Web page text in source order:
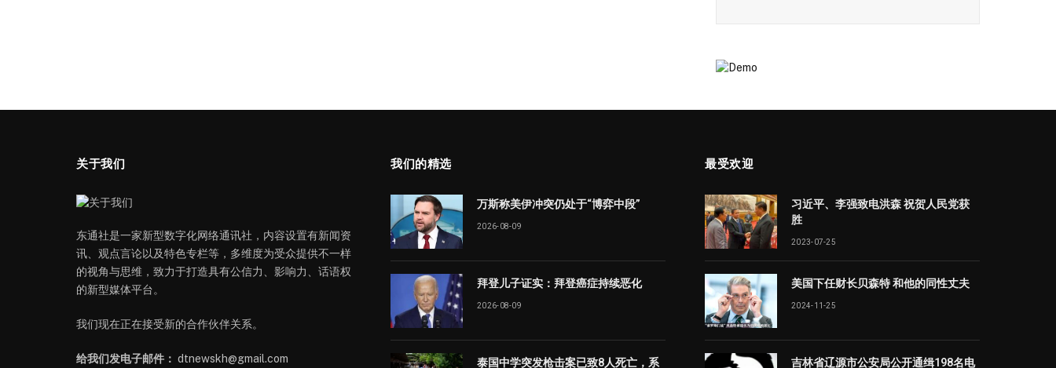
关于我们
东通社是一家新型数字化网络通讯社，内容设置有新闻资
讯、观点言论以及特色专栏等，多维度为受众提供不一样
的视角与思维，致力于打造具有公信力、影响力、话语权
的新型媒体平台。
我们现在正在接受新的合作伙伴关系。
给我们发电子邮件： dtnewskh@gmail.com
我们的精选
万斯称美伊冲突仍处于“博弈中段”
2026-08-09
拜登儿子证实：拜登癌症持续恶化
2026-08-09
泰国中学突发枪击案已致8人死亡，系
最受欢迎
习近平、李强致电洪森 祝贺人民党获
胜
2023-07-25
美国下任财长贝森特 和他的同性丈夫
2024-11-25
吉林省辽源市公安局公开通缉198名电